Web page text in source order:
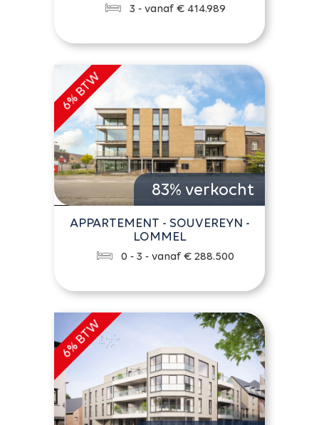
3 - vanaf € 414.989
83% verkocht
APPARTEMENT - SOUVEREYN -
LOMMEL
0 - 3 - vanaf € 288.500